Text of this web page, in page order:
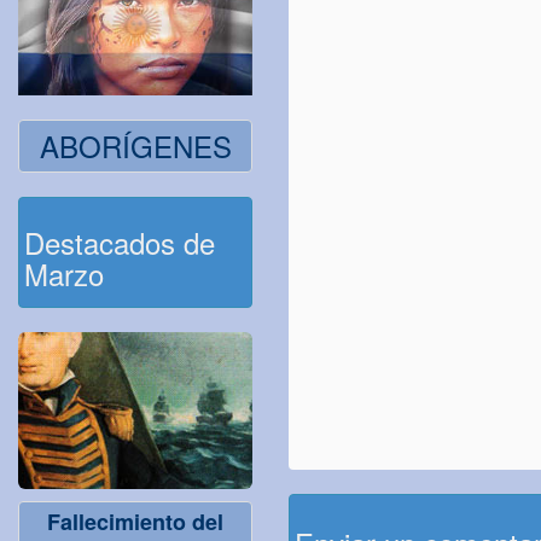
ABORÍGENES
Destacados de
Marzo
Fallecimiento del